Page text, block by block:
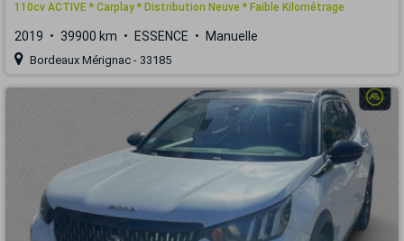
110cv ACTIVE * Carplay * Distribution Neuve * Faible Kilométrage
2019 39900 km ESSENCE Manuelle
Bordeaux Mérignac - 33185